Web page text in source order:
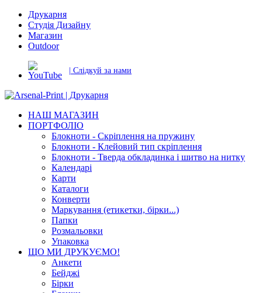
Друкарня
Студія Дизайну
Магазин
Outdoor
| Слідкуй за нами
НАШ МАГАЗИН
ПОРТФОЛІО
Блокноти - Скріплення на пружину
Блокноти - Клейовий тип скріплення
Блокноти - Тверда обкладинка і шитво на нитку
Календарі
Карти
Каталоги
Конверти
Маркування (етикетки, бірки...)
Папки
Розмальовки
Упаковка
ЩО МИ ДРУКУЄМО!
Анкети
Бейджі
Бірки